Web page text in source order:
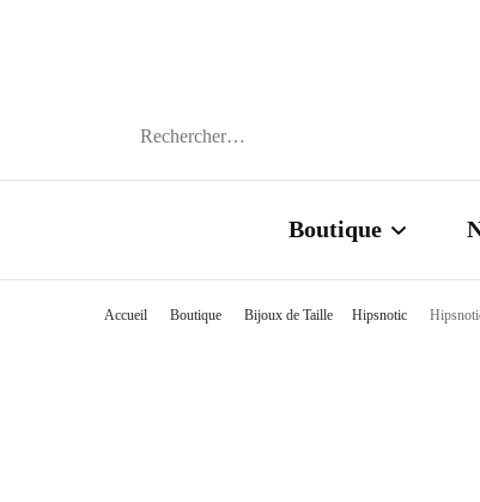
Rechercher :
Boutique
Accueil Boutique Bijoux de Taille Hipsnotic